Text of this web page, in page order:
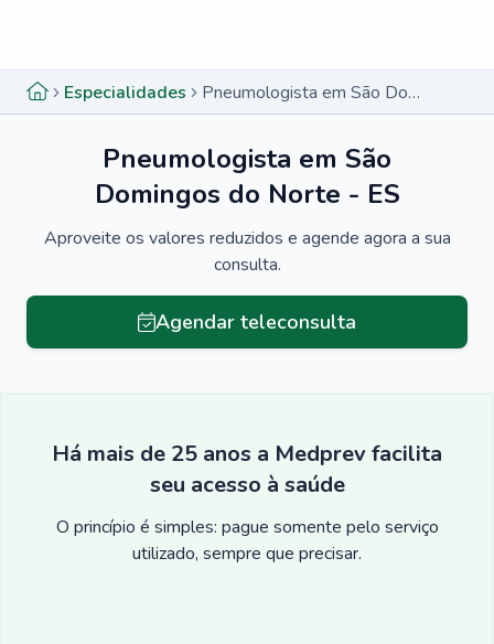
Especialidades Pneumologista em São Domingos do Norte - ES
Pneumologista em São
Domingos do Norte - ES
Aproveite os valores reduzidos e agende agora a sua
consulta.
Agendar teleconsulta
Há mais de 25 anos a Medprev facilita
seu acesso à saúde
O princípio é simples: pague somente pelo serviço
utilizado, sempre que precisar.